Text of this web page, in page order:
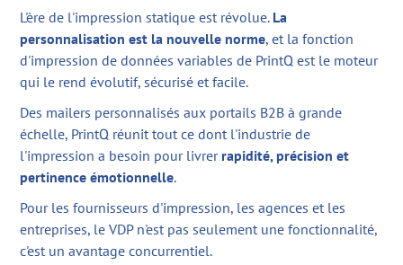
L'ère de l'impression statique est révolue. La
personnalisation est la nouvelle norme, et la fonction
d'impression de données variables de PrintQ est le moteur
qui le rend évolutif, sécurisé et facile.
Des mailers personnalisés aux portails B2B à grande
échelle, PrintQ réunit tout ce dont l'industrie de
l'impression a besoin pour livrer rapidité, précision et
pertinence émotionnelle.
Pour les fournisseurs d'impression, les agences et les
entreprises, le VDP n'est pas seulement une fonctionnalité,
c'est un avantage concurrentiel.